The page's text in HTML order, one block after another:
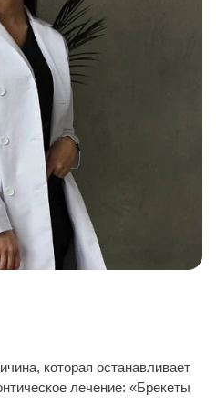
которая останавливает
лечение: «Брекеты